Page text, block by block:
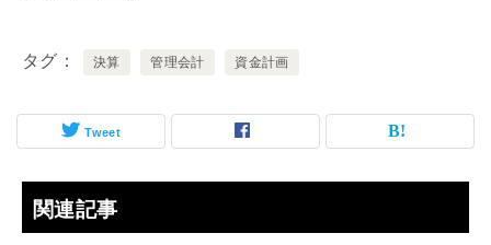
タグ 決算 管理会計 資金計画
Tweet
関連記事